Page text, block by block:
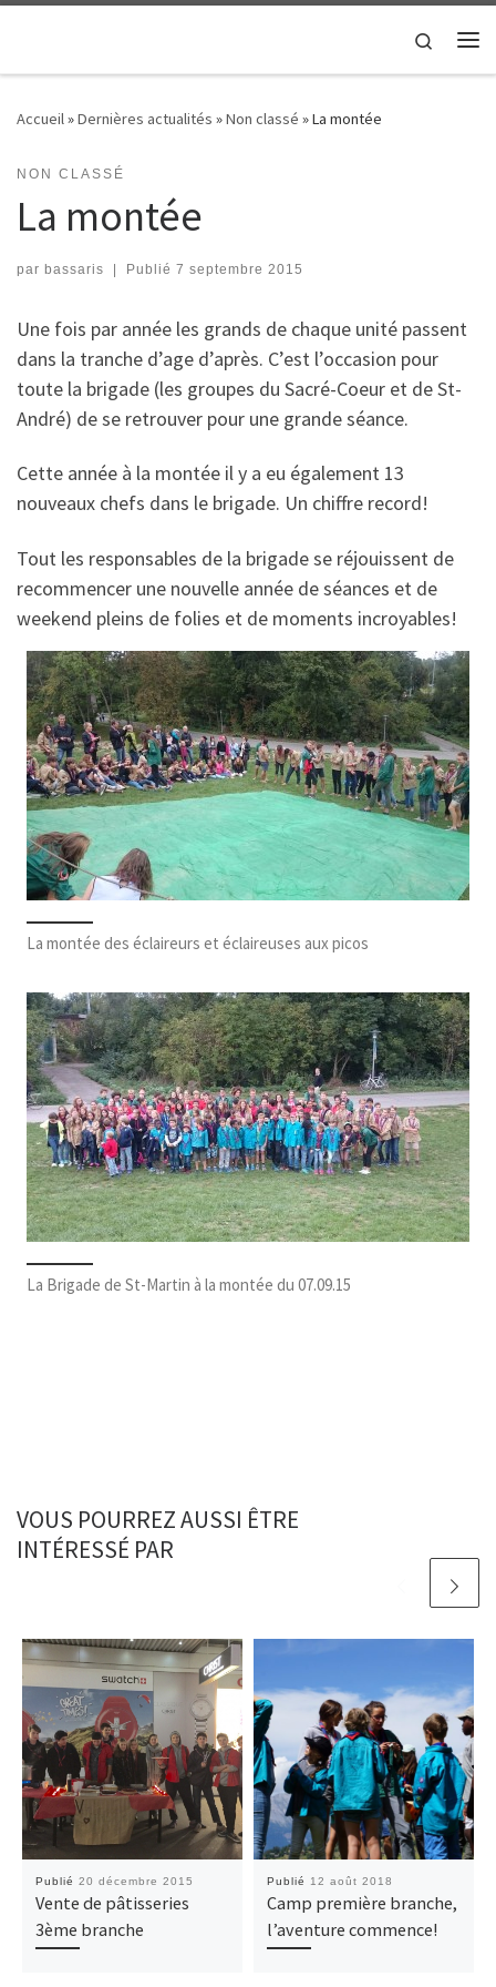
Search
Accueil»Dernières actualités »Non classé »La montée
NON CLASSÉ
La montée
par bassaris | Publié 7 septembre 2015
Une fois par année les grands de chaque unité passent
dans la tranche d’age d’après. C’est l’occasion pour
toute la brigade (les groupes du Sacré-Coeur et de St-
André) de se retrouver pour une grande séance.
Cette année à la montée il y a eu également 13
nouveaux chefs dans le brigade. Un chiffre record!
Tout les responsables de la brigade se réjouissent de
recommencer une nouvelle année de séances et de
weekend pleins de folies et de moments incroyables!
La montée des éclaireurs et éclaireuses aux picos
La Brigade de St-Martin à la montée du 07.09.15
VOUS POURREZ AUSSI ÊTRE
INTÉRESSÉ PAR
Publié 20 décembre 2015
Vente de pâtisseries
3ème branche
Publié 12 août 2018
Camp première branche,
l’aventure commence!